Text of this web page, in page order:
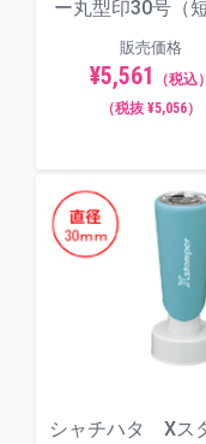
ー丸型印30号（短
販売価格
¥5,561
（税込）
（税抜 ¥5,056）
シャチハタ Xス